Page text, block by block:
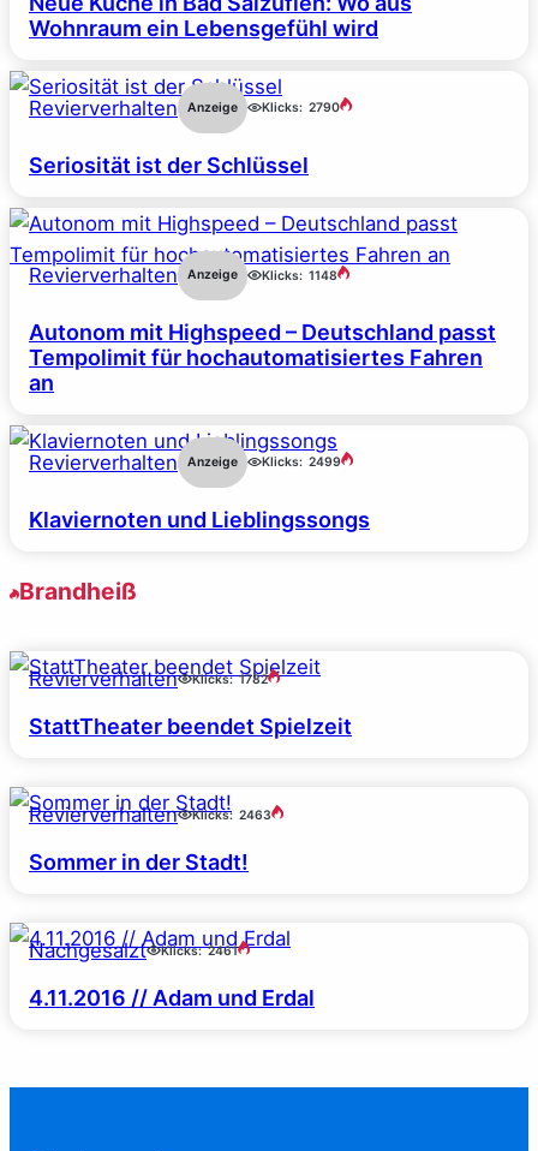
Wohnraum ein Lebensgefühl wird
Revierverhalten Anzeige Klicks: 2790
Seriosität ist der Schlüssel
Revierverhalten Anzeige Klicks: 1148
Autonom mit Highspeed – Deutschland passt
Tempolimit für hochautomatisiertes Fahren
an
Revierverhalten Anzeige Klicks: 2499
Klaviernoten und Lieblingssongs
Brandheiß
Revierverhalten Klicks: 1782
StattTheater beendet Spielzeit
Revierverhalten Klicks: 2463
Sommer in der Stadt!
Nachgesalzt Klicks: 2461
4.11.2016 // Adam und Erdal